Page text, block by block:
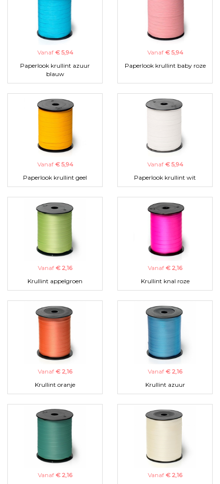
Vanaf € 5,94
Paperlook krullint azuur
blauw
Vanaf € 5,94
Paperlook krullint baby roze
Vanaf € 5,94
Paperlook krullint geel
Vanaf € 5,94
Paperlook krullint wit
Vanaf € 2,16
Krullint appelgroen
Vanaf € 2,16
Krullint knal roze
Vanaf € 2,16
Krullint oranje
Vanaf € 2,16
Krullint azuur
Vanaf € 2,16
Vanaf € 2,16